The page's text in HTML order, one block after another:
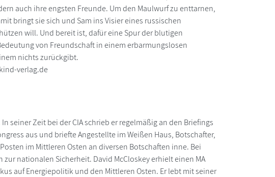
auch ihre engsten Freunde. Um den Maulwurf zu enttarnen,
bringt sie sich und Sam ins Visier eines russischen
will. Und bereit ist, dafür eine Spur der blutigen
von Freundschaft in einem erbarmungslosen
nichts zurückgibt.
verlag.de
seiner Zeit bei der CIA schrieb er regelmäßig an den Briefings
aus und briefte Angestellte im Weißen Haus, Botschafter,
im Mittleren Osten an diversen Botschaften inne. Bei
nationalen Sicherheit. David McCloskey erhielt einen MA
auf Energiepolitik und den Mittleren Osten. Er lebt mit seiner